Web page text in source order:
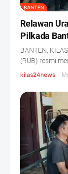
BANTEN
Relawan
Pilkada
BANTEN,
(RUB) resmi
kilas24news -